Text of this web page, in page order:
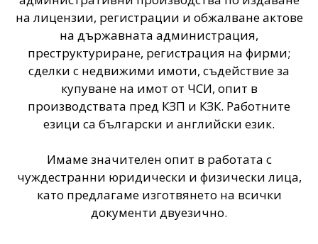
на лицензии, регистрации и обжалване актове
на държавната администрация,
преструктуриране, регистрация на фирми;
сделки с недвижими имоти, съдействие за
купуване на имот от ЧСИ, опит в
производствата пред КЗП и КЗК. Работните
езици са български и английски език.
Имаме значителен опит в работата с
чуждестранни юридически и физически лица,
като предлагаме изготвянето на всички
документи двуезично.